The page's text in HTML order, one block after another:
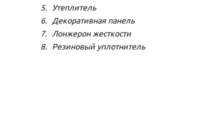
Утеплитель
Декоративная панель
Лонжерон жесткости
Резиновый уплотнитель